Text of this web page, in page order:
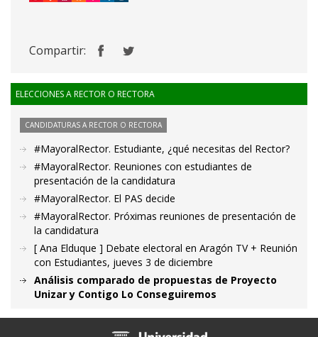
Compartir:
ELECCIONES A RECTOR O RECTORA
CANDIDATURAS A RECTOR O RECTORA
#MayoralRector. Estudiante, ¿qué necesitas del Rector?
#MayoralRector. Reuniones con estudiantes de
presentación de la candidatura
#MayoralRector. El PAS decide
#MayoralRector. Próximas reuniones de presentación de
la candidatura
[ Ana Elduque ] Debate electoral en Aragón TV + Reunión
con Estudiantes, jueves 3 de diciembre
Análisis comparado de propuestas de Proyecto
Unizar y Contigo Lo Conseguiremos